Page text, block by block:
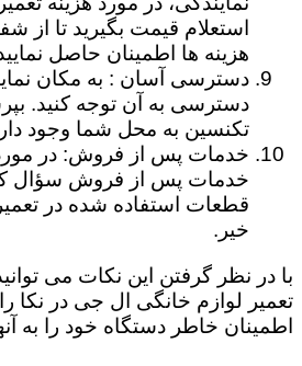
استعلام قیمت بگیرید تا از
هزینه ها اطمینان حاصل
دسترسی آسان : به مکان
دسترسی به آن توجه کنید.
تکنسین به محل شما وجود
خدمات پس از فروش: در
خدمات پس از فروش سؤال
قطعات استفاده شده در
خیر.
با در نظر گرفتن این نکات می
تعمیر لوازم خانگی ال جی در نکا را
اطمینان خاطر دستگاه خود را به